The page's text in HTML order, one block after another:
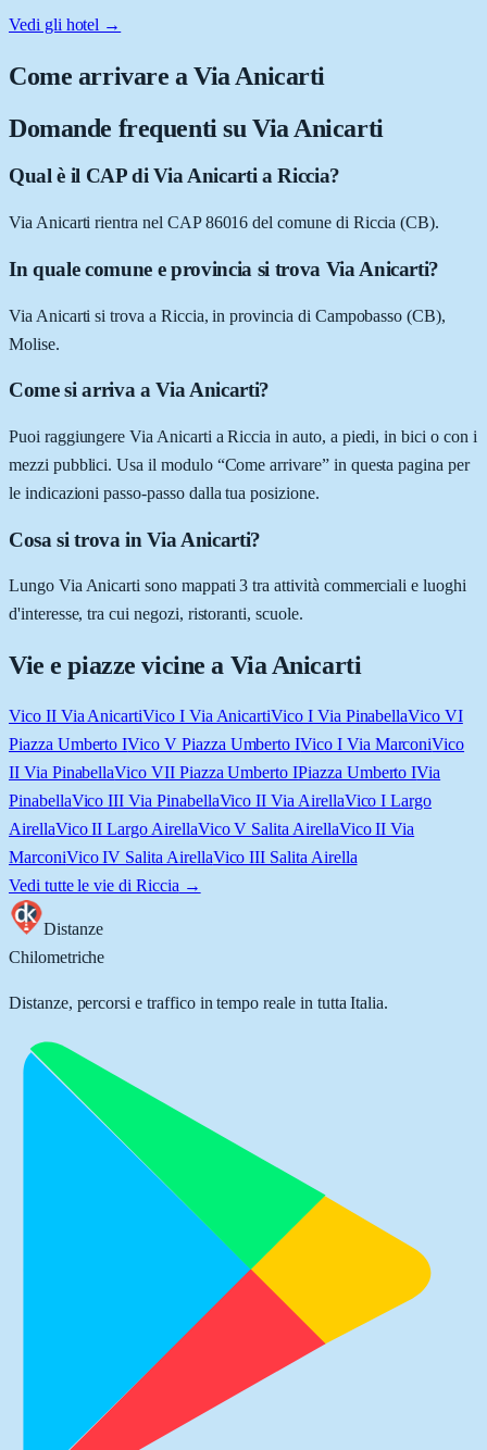
Vedi gli hotel →
Come arrivare aVia Anicarti
Domande frequenti su Via Anicarti
Qual è il CAP di Via Anicarti a Riccia?
Via Anicarti rientra nel CAP 86016 del comune di Riccia (CB).
In quale comune e provincia si trova Via Anicarti?
Via Anicarti si trova a Riccia, in provincia di Campobasso (CB),
Molise.
Come si arriva a Via Anicarti?
Puoi raggiungere Via Anicarti a Riccia in auto, a piedi, in bici o con i
mezzi pubblici. Usa il modulo “Come arrivare” in questa pagina per
le indicazioni passo-passo dalla tua posizione.
Cosa si trova in Via Anicarti?
Lungo Via Anicarti sono mappati 3 tra attività commerciali e luoghi
d'interesse, tra cui negozi, ristoranti, scuole.
Vie e piazze vicine a Via Anicarti
Vico II Via AnicartiVico I Via AnicartiVico I Via PinabellaVico VI
Piazza Umberto IVico V Piazza Umberto IVico I Via MarconiVico
II Via PinabellaVico VII Piazza Umberto IPiazza Umberto IVia
PinabellaVico III Via PinabellaVico II Via AirellaVico I Largo
AirellaVico II Largo AirellaVico V Salita AirellaVico II Via
MarconiVico IV Salita AirellaVico III Salita Airella
Vedi tutte le vie di Riccia →
Distanze
Chilometriche
Distanze, percorsi e traffico in tempo reale in tutta Italia.